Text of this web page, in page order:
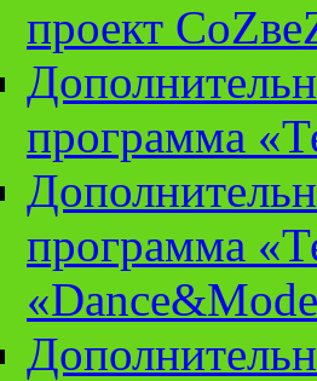
проект
программа
программа